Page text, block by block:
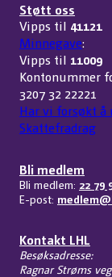
Støtt oss
Vipps til 41121
Minnegave:
Vipps til 11009
Kontonummer
3207 32 22221
Har vi forsøkt å
Skattefradrag
Bli medlem
Bli medlem: 22 79
E-post:
Kontakt LHL
Besøksadresse:
Ragnar Strøms